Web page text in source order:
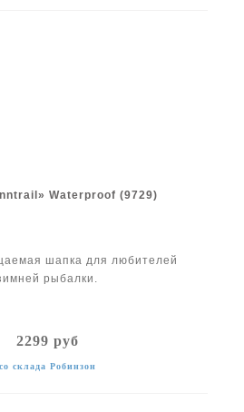
Waterproof (9729)
шапка для любителей
рыбалки.
2299 руб
со склада Робинзон